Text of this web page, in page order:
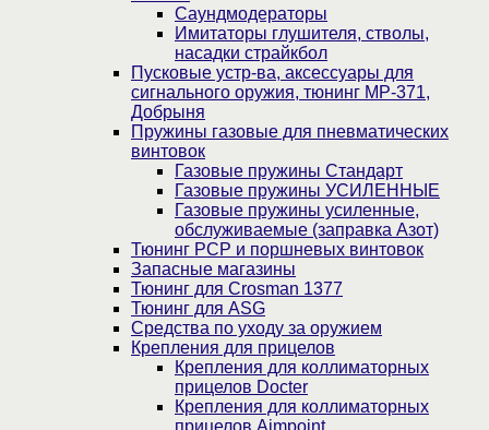
Саундмодераторы
Имитаторы глушителя, стволы,
насадки страйкбол
Пусковые устр-ва, аксессуары для
сигнального оружия, тюнинг МР-371,
Добрыня
Пружины газовые для пневматических
винтовок
Газовые пружины Стандарт
Газовые пружины УСИЛЕННЫЕ
Газовые пружины усиленные,
обслуживаемые (заправка Азот)
Тюнинг PCP и поршневых винтовок
Запасные магазины
Тюнинг для Crosman 1377
Тюнинг для ASG
Средства по уходу за оружием
Крепления для прицелов
Крепления для коллиматорных
прицелов Docter
Крепления для коллиматорных